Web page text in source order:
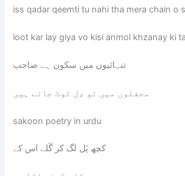
iss qadar qeemti tu nahi tha mera chain o
loot kar lay giya vo kisi anmol khzanay ki
تنہائیوں میں سکون ہے صاحب
محفلوں میں تو دِل ٹوٹ جاتے ہیں
sakoon poetry in urdu
کچھ پَل لگ کر گَلے اس کے